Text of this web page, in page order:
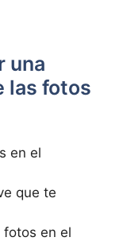
una
las fotos
en el
que te
en el